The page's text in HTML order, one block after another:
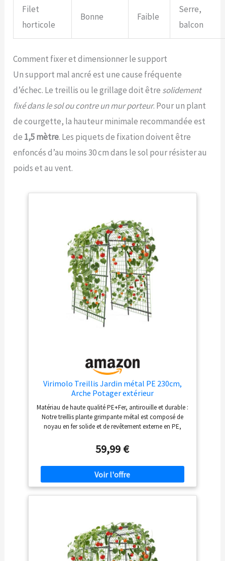
Filet
horticole
Bonne Faible
Serre,
balcon
Comment fixer et dimensionner le support
Un support mal ancré est une cause fréquente
d’échec. Le treillis ou le grillage doit être solidement
fixé dans le sol ou contre un mur porteur. Pour un plant
de courgette, la hauteur minimale recommandée est
de 1,5 mètre. Les piquets de fixation doivent être
enfoncés d’au moins 30 cm dans le sol pour résister au
poids et au vent.
Virimolo Treillis Jardin métal PE 230cm,
Arche Potager extérieur
Matériau de haute qualité PE+Fer, antirouille et durable :
Notre treillis plante grimpante métal est composé de
noyau en fer solide et de revêtement externe en PE,
la rouille. Résistant aux intempéries, à la chaleur et aux
UV, il reste inoxydable et ne se décolore pas, offrant une
longue durée de vie pour votre jardin extérieur.
Conception à clip en croix, stable et solide : Équipé de
clips en croix métalliques renforcés, le treillis de jardin
pour plantes grimpantes assure une connexion ferme
Associé aux tubes transversaux 9/7 épais, la structure est
plus robuste et résiste aux vents forts. Arche potager
spacieux, optimiser l'espace vertical : Avec une taille de
115*183*230 cm, cet arche potager offre un espace
59,99 €